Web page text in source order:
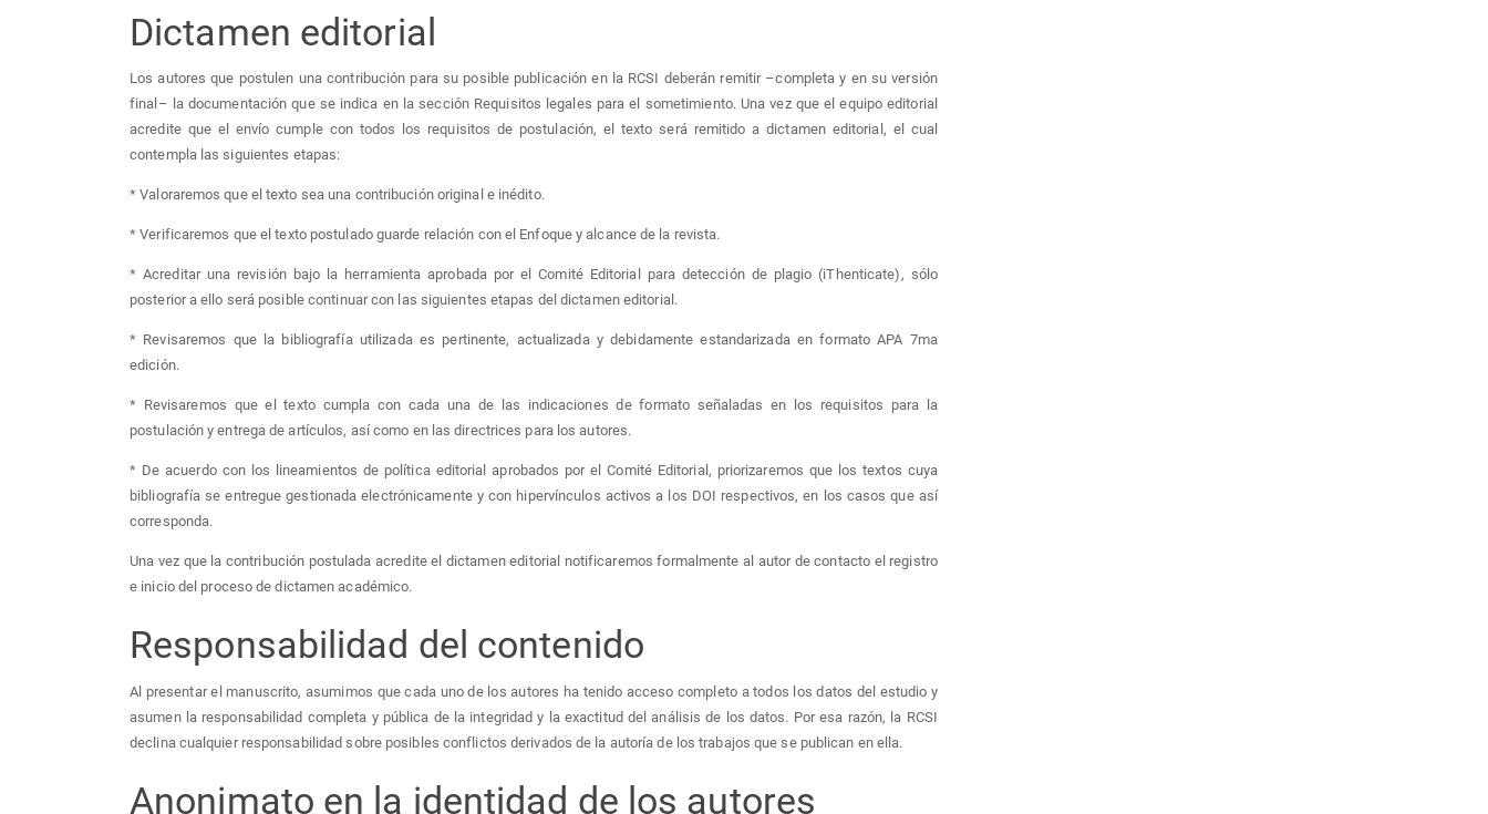
Dictamen editorial
Los autores que postulen una contribución para su posible publicación en la RCSI deberán remitir –completa y en su versión
final– la documentación que se indica en la sección Requisitos legales para el sometimiento. Una vez que el equipo editorial
acredite que el envío cumple con todos los requisitos de postulación, el texto será remitido a dictamen editorial, el cual
contempla las siguientes etapas:
* Valoraremos que el texto sea una contribución original e inédito.
* Verificaremos que el texto postulado guarde relación con el Enfoque y alcance de la revista.
* Acreditar una revisión bajo la herramienta aprobada por el Comité Editorial para detección de plagio (iThenticate), sólo
posterior a ello será posible continuar con las siguientes etapas del dictamen editorial.
* Revisaremos que la bibliografía utilizada es pertinente, actualizada y debidamente estandarizada en formato APA 7ma
edición.
* Revisaremos que el texto cumpla con cada una de las indicaciones de formato señaladas en los requisitos para la
postulación y entrega de artículos, así como en las directrices para los autores.
* De acuerdo con los lineamientos de política editorial aprobados por el Comité Editorial, priorizaremos que los textos cuya
bibliografía se entregue gestionada electrónicamente y con hipervínculos activos a los DOI respectivos, en los casos que así
corresponda.
Una vez que la contribución postulada acredite el dictamen editorial notificaremos formalmente al autor de contacto el registro
e inicio del proceso de dictamen académico.
Responsabilidad del contenido
Al presentar el manuscrito, asumimos que cada uno de los autores ha tenido acceso completo a todos los datos del estudio y
asumen la responsabilidad completa y pública de la integridad y la exactitud del análisis de los datos. Por esa razón, la RCSI
declina cualquier responsabilidad sobre posibles conflictos derivados de la autoría de los trabajos que se publican en ella.
Anonimato en la identidad de los autores